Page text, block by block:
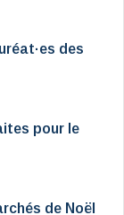
des
pour le
de Noël